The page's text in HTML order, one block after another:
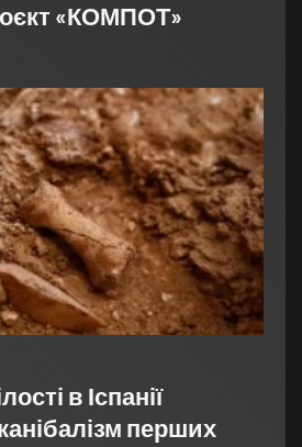
«КОМПОТ»
в Іспанії
перших